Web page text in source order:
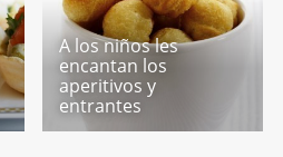
A los niños les
encantan los
aperitivos y
entrantes